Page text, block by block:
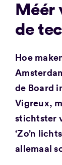
Méér
de
Hoe
de Board
Vigreux,
stichtster
‘Zo’n
allemaal